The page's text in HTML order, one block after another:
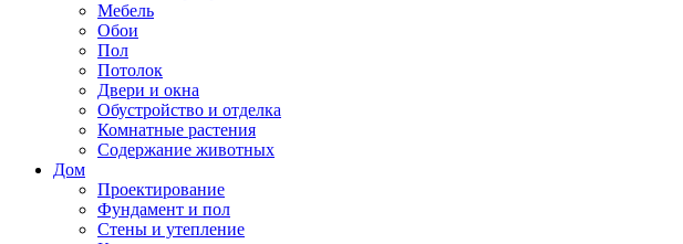
Мебель
Обои
Пол
Потолок
Двери и окна
Обустройство и отделка
Комнатные растения
Содержание животных
Дом
Проектирование
Фундамент и пол
Стены и утепление